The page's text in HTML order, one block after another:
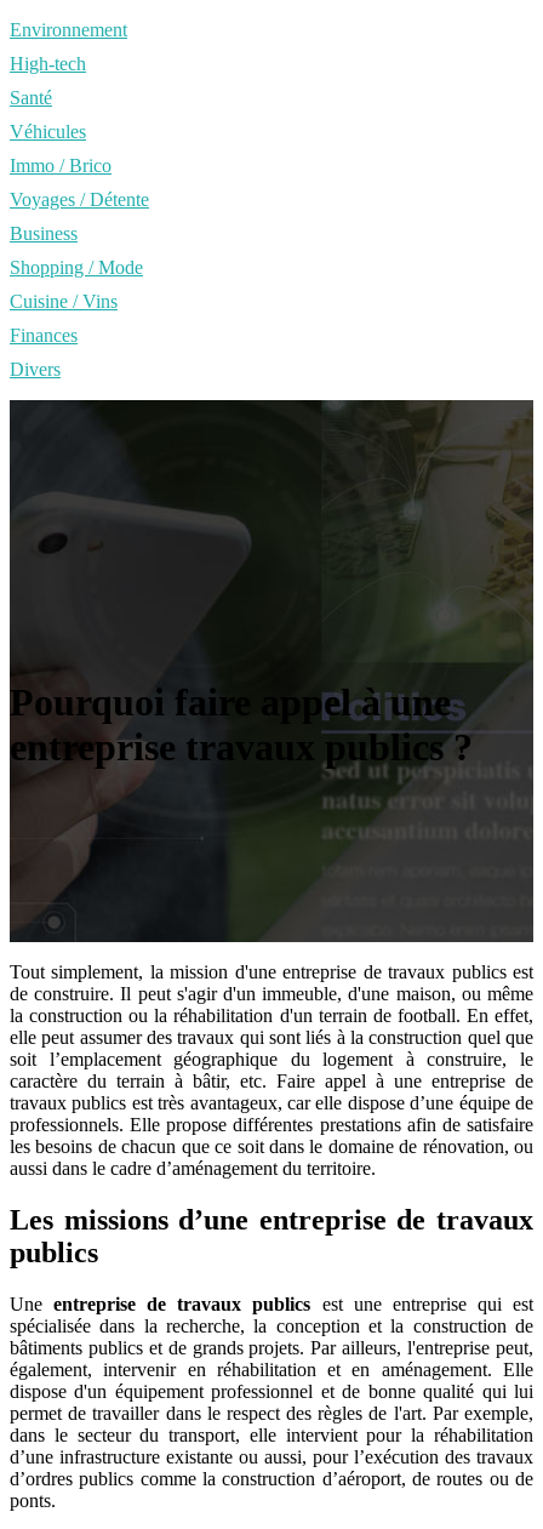
Environnement
High-tech
Santé
Véhicules
Immo / Brico
Voyages / Détente
Business
Shopping / Mode
Cuisine / Vins
Finances
Divers
Pourquoi faire appel à une
entreprise travaux publics ?
Tout simplement, la mission d'une entreprise de travaux publics est
de construire. Il peut s'agir d'un immeuble, d'une maison, ou même
la construction ou la réhabilitation d'un terrain de football. En effet,
elle peut assumer des travaux qui sont liés à la construction quel que
soit l’emplacement géographique du logement à construire, le
caractère du terrain à bâtir, etc. Faire appel à une entreprise de
travaux publics est très avantageux, car elle dispose d’une équipe de
professionnels. Elle propose différentes prestations afin de satisfaire
les besoins de chacun que ce soit dans le domaine de rénovation, ou
aussi dans le cadre d’aménagement du territoire.
Les missions d’une entreprise de travaux
publics
Uneentreprise de travaux publics est une entreprise qui est
spécialisée dans la recherche, la conception et la construction de
bâtiments publics et de grands projets. Par ailleurs, l'entreprise peut,
également, intervenir en réhabilitation et en aménagement. Elle
dispose d'un équipement professionnel et de bonne qualité qui lui
permet de travailler dans le respect des règles de l'art. Par exemple,
dans le secteur du transport, elle intervient pour la réhabilitation
d’une infrastructure existante ou aussi, pour l’exécution des travaux
d’ordres publics comme la construction d’aéroport, de routes ou de
ponts.